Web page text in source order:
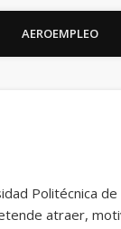
AEROEMPLEO
Politécnica
atraer,